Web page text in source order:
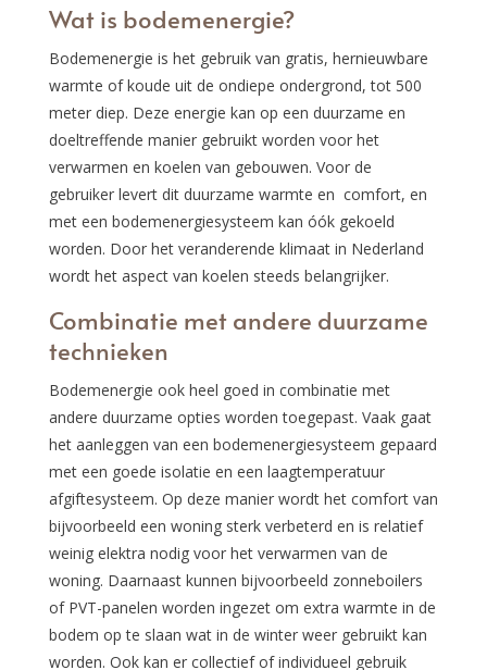
Wat is bodemenergie?
Bodemenergie is het gebruik van gratis, hernieuwbare
warmte of koude uit de ondiepe ondergrond, tot 500
meter diep. Deze energie kan op een duurzame en
doeltreffende manier gebruikt worden voor het
verwarmen en koelen van gebouwen. Voor de
gebruiker levert dit duurzame warmte en comfort, en
met een bodemenergiesysteem kan óók gekoeld
worden. Door het veranderende klimaat in Nederland
wordt het aspect van koelen steeds belangrijker.
Combinatie met andere duurzame
technieken
Bodemenergie ook heel goed in combinatie met
andere duurzame opties worden toegepast. Vaak gaat
het aanleggen van een bodemenergiesysteem gepaard
met een goede isolatie en een laagtemperatuur
afgiftesysteem. Op deze manier wordt het comfort van
bijvoorbeeld een woning sterk verbeterd en is relatief
weinig elektra nodig voor het verwarmen van de
woning. Daarnaast kunnen bijvoorbeeld zonneboilers
of PVT-panelen worden ingezet om extra warmte in de
bodem op te slaan wat in de winter weer gebruikt kan
worden. Ook kan er collectief of individueel gebruik